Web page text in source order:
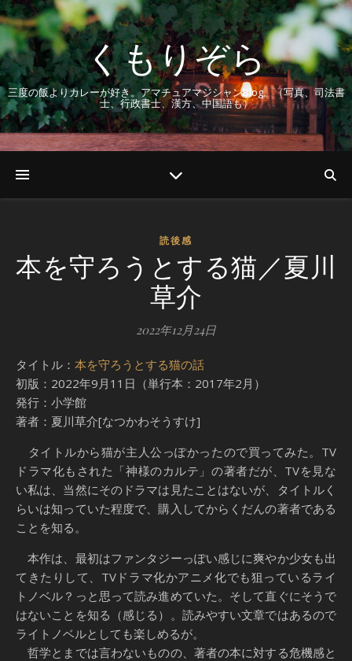
くもりぞら
三度の飯よりカレーが好き。アマチュアマジシャンBlog。（写真、司法書
士、行政書士、漢方、中国語も）
読後感
本を守ろうとする猫／夏川
草介
2022年12月24日
タイトル： 本を守ろうとする猫の話
初版：2022年9月11日（単行本：2017年2月）
発行：小学館
著者：夏川草介[なつかわそうすけ]
タイトルから猫が主人公っぽかったので買ってみた。TV
ドラマ化もされた「神様のカルテ」の著者だが、TVを見な
い私は、当然にそのドラマは見たことはないが、タイトルく
らいは知っていた程度で、購入してからくだんの著者である
ことを知る。
本作は、最初はファンタジーっぽい感じに爽やか少女も出
てきたりして、TVドラマ化かアニメ化でも狙っているライ
トノベル？っと思って読み進めていた。そして直ぐにそうで
はないことを知る（感じる）。読みやすい文章ではあるので
ライトノベルとしても楽しめるが。
哲学とまでは言わないものの、著者の本に対する危機感と